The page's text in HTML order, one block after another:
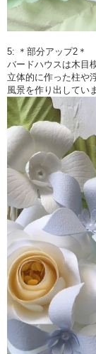
5: ＊部分アップ2＊
バードハウスは木目
立体的に作った柱や
風景を作り出してい